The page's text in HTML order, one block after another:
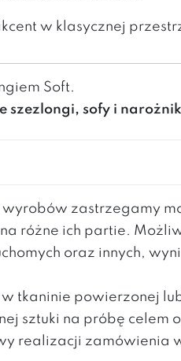
w klasycznej
Soft.
szezlongi, sofy i
zastrzegamy
różne ich partie.
oraz innych,
tkaninie powierzonej
sztuki na próbę celem
realizacji zamówienia